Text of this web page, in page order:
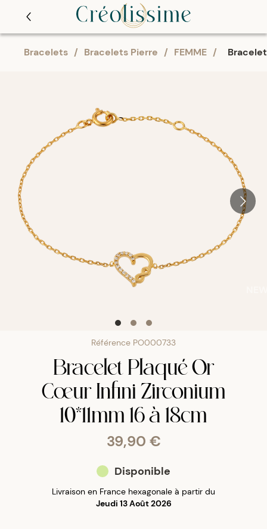
Bracelets / Bracelets Pierre / FEMME /
Référence PO000733
Bracelet Plaqué Or
Cœur Infini Zirconium
10*11mm 16 à 18cm
39,90 €
Disponible
Livraison en France hexagonale à partir du
Jeudi 13 Août 2026